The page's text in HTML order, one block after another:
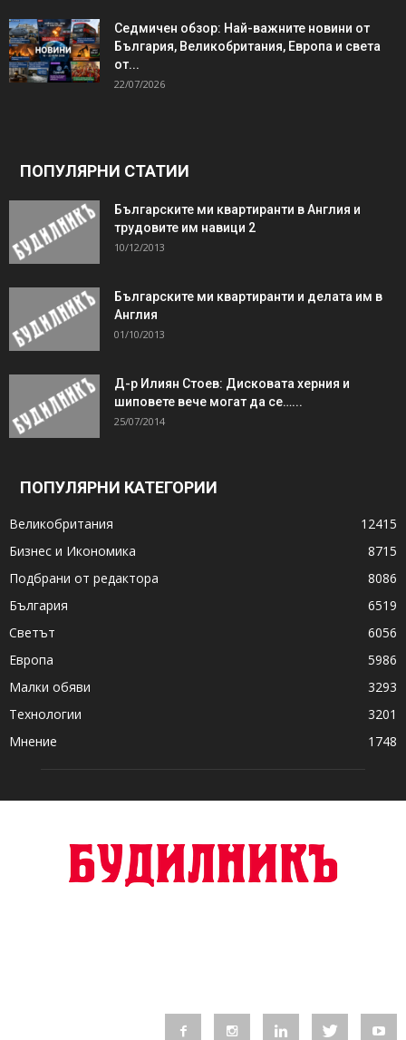
Седмичен обзор: Най-важните новини от
България, Великобритания, Европа и света
от...
22/07/2026
ПОПУЛЯРНИ СТАТИИ
Българските ми квартиранти в Англия и
трудовите им навици 2
10/12/2013
Българските ми квартиранти и делата им в
Англия
01/10/2013
Д-р Илиян Стоев: Дисковата херния и
шиповете вече могат да се…...
25/07/2014
ПОПУЛЯРНИ КАТЕГОРИИ
Великобритания
12415
Бизнес и Икономика
8715
Подбрани от редактора
8086
България
6519
Светът
6056
Европа
5986
Малки обяви
3293
Технологии
3201
Мнение
1748